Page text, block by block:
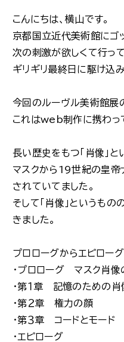
こんにちは、横山です。
京都国立近代美術館にゴ
次の刺激が欲しくて行っ
ギリギリ最終日に駆け込み
今回のルーヴル美術館展
これはweb制作に携わっ
長い歴史をもつ「肖像」
マスクから19世紀の皇帝
されていてました。
そして「肖像」というもの
きました。
プロローグからエピロー
・プロローグ マスク肖像
・第１章 記憶のための肖
・第２章 権力の顔
・第３章 コードとモード
・エピローグ